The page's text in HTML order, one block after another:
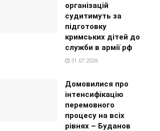
організацій
судитимуть за
підготовку
кримських дітей до
служби в армії рф
31.07.2026
Домовилися про
інтенсифікацію
перемовного
процесу на всіх
рівнях – Буданов